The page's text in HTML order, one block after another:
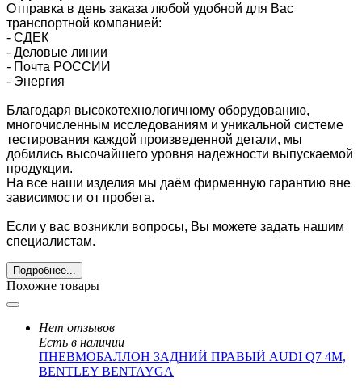
Отправка в день заказа любой удобной для Вас
транспортной компанией:
- СДЕК
- Деловые линии
- Почта РОССИИ
- Энергия
Благодаря высокотехнологичному оборудованию,
многочисленным исследованиям и уникальной системе
тестирования каждой произведенной детали, мы
добились высочайшего уровня надежности выпускаемой
продукции.
На все наши изделия мы даём фирменную гарантию вне
зависимости от пробега.
Если у вас возникли вопросы, Вы можете задать нашим
специалистам.
Подробнее...
Похожие товары
Нет отзывов
Есть в наличии
ПНЕВМОБАЛЛОН ЗАДНИЙ ПРАВЫЙ AUDI Q7 4M,
BENTLEY BENTAYGA